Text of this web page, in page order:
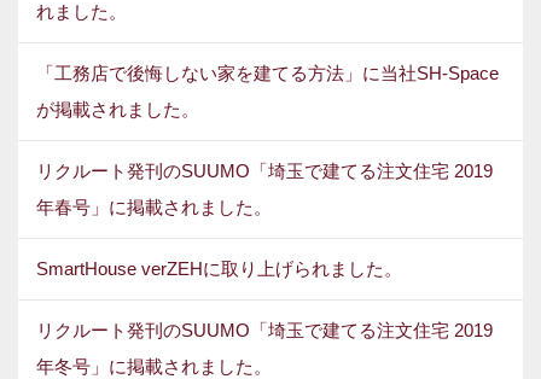
れました。
「工務店で後悔しない家を建てる方法」に当社SH-Space
が掲載されました。
リクルート発刊のSUUMO「埼玉で建てる注文住宅 2019
年春号」に掲載されました。
SmartHouse verZEHに取り上げられました。
リクルート発刊のSUUMO「埼玉で建てる注文住宅 2019
年冬号」に掲載されました。